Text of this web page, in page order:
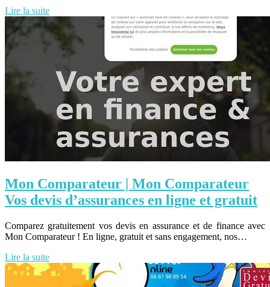
Lire la suite
Mon Comparateur | Mon Comparateur
Vos devis d’assurances en ligne et gratuit
Comparez gratuitement vos devis en assurance et de finance avec
Mon Comparateur ! En ligne, gratuit et sans engagement, nos…
Lire la suite